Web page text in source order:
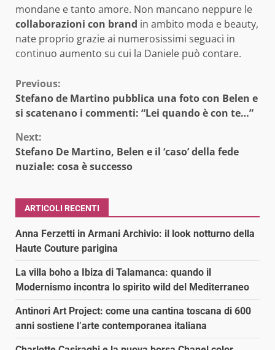
mondane e tanto amore. Non mancano neppure le
collaborazioni con brand in ambito moda e beauty,
nate proprio grazie ai numerosissimi seguaci in
continuo aumento su cui la Daniele può contare.
Continue
Reading
Previous:
Stefano de Martino pubblica una foto con Belen e
si scatenano i commenti: “Lei quando è con te…”
Next:
Stefano De Martino, Belen e il ‘caso’ della fede
nuziale: cosa è successo
ARTICOLI RECENTI
Anna Ferzetti in Armani Archivio: il look notturno della
Haute Couture parigina
La villa boho a Ibiza di Talamanca: quando il
Modernismo incontra lo spirito wild del Mediterraneo
Antinori Art Project: come una cantina toscana di 600
anni sostiene l’arte contemporanea italiana